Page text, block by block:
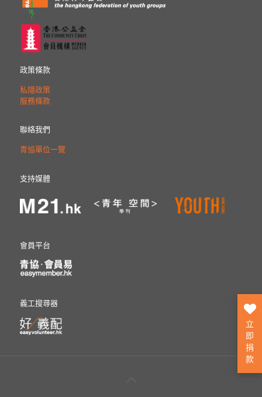
政策條款
私隱政策
服務條款
聯絡我們
青協單位一覽
支持媒體
會員平台
義工搜尋器
立
即
捐
款